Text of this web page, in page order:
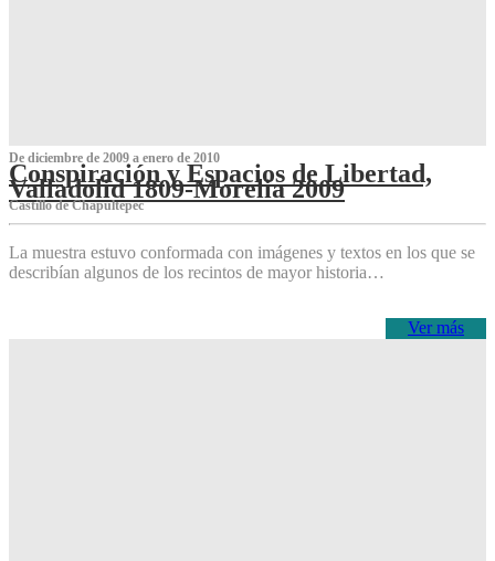
De diciembre de 2009 a enero de 2010
Conspiración y Espacios de Libertad,
Valladolid 1809-Morelia 2009
Castillo de Chapultepec
La muestra estuvo conformada con imágenes y textos en los que se
describían algunos de los recintos de mayor historia…
Ver más